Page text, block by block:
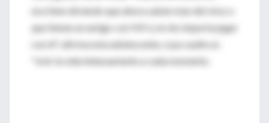
escriben diciendo que ahora saben más del virus o
que tienen un amigo con VIH y no les importa jugar
con él", afirma esta adolescente, cuyo sueño es
"vivir la vida intensamente a cada momento.